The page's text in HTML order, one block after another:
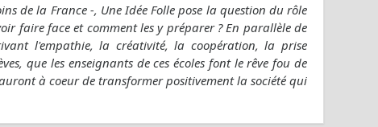
de la France -, Une Idée Folle pose la question du rôle
faire face et comment les y préparer ? En parallèle de
l'empathie, la créativité, la coopération, la prise
que les enseignants de ces écoles font le rêve fou de
à coeur de transformer positivement la société qui